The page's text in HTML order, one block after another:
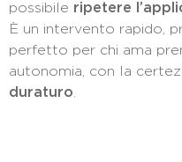
possibile ripetere
È un intervento rapido,
perfetto per chi ama
autonomia, con la
duraturo